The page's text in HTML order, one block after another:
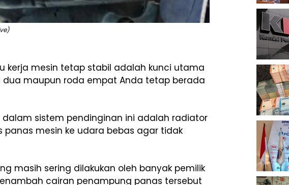
kerja mesin tetap stabil adalah kunci utama
maupun roda empat Anda tetap berada
dalam sistem pendinginan ini adalah radiator
mesin ke udara bebas agar tidak
masih sering dilakukan oleh banyak pemilik
cairan penampung panas tersebut